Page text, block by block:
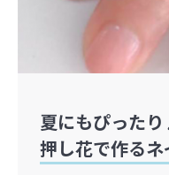
夏にもぴった
押し花で作る